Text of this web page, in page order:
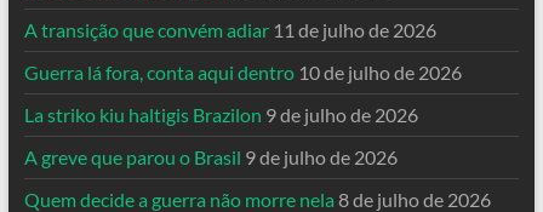
A transição que convém adiar 11 de julho de 2026
Guerra lá fora, conta aqui dentro 10 de julho de 2026
La striko kiu haltigis Brazilon 9 de julho de 2026
A greve que parou o Brasil 9 de julho de 2026
Quem decide a guerra não morre nela 8 de julho de 2026